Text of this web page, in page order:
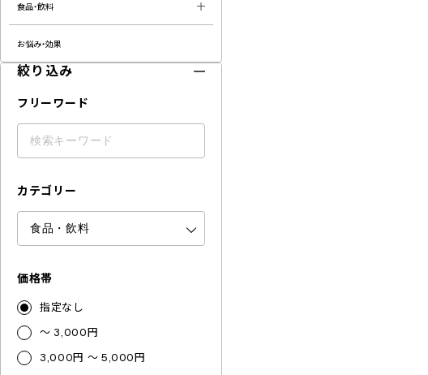
食品・飲料
お悩み・効果
絞り込み
フリーワード
カテゴリー
価格帯
指定なし
～ 3,000円
3,000円 ～ 5,000円